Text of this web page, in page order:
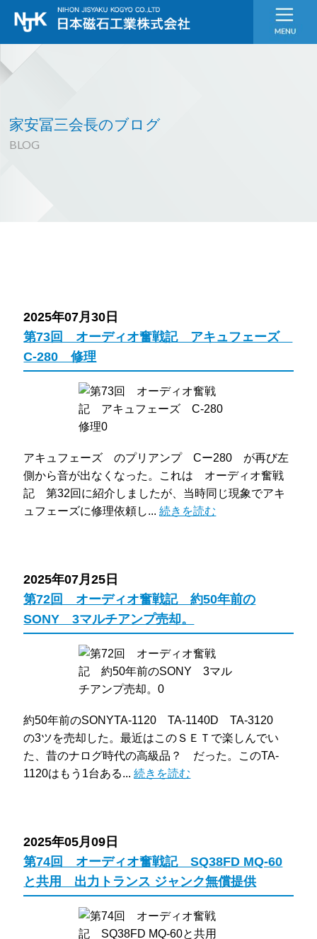
家安冨三会長のブログ
BLOG
2025年07月30日
第73回 オーディオ奮戦記 アキュフェーズ
C-280 修理
アキュフェーズ のプリアンプ Cー280 が再び左
側から音が出なくなった。これは オーディオ奮戦
記 第32回に紹介しましたが、当時同じ現象でアキ
ュフェーズに修理依頼し...続きを読む
2025年07月25日
第72回 オーディオ奮戦記 約50年前の
SONY 3マルチアンプ売却。
約50年前のSONYTA-1120 TA-1140D TA-3120
の3ツを売却した。最近はこのＳＥＴで楽しんでい
た、昔のナログ時代の高級品？ だった。このTA-
1120はもう1台ある...続きを読む
2025年05月09日
第74回 オーディオ奮戦記 SQ38FD MQ-60
と共用 出力トランス ジャンク無償提供